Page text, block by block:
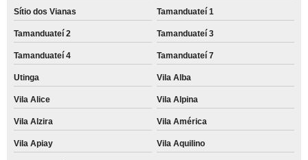
Sítio dos Vianas Tamanduateí 1
Tamanduateí 2 Tamanduateí 3
Tamanduateí 4 Tamanduateí 7
Utinga Vila Alba
Vila Alice Vila Alpina
Vila Alzira Vila América
Vila Apiay Vila Aquilino